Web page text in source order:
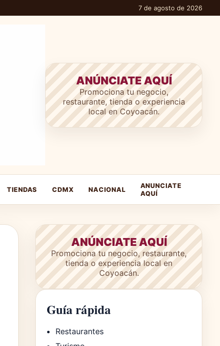
7 de agosto de 2026
ANÚNCIATE AQUÍ
Promociona tu negocio,
restaurante, tienda o experiencia
local en Coyoacán.
TIENDAS CDMX NACIONAL
ANUNCIATE
AQUÍ
ANÚNCIATE AQUÍ
Promociona tu negocio, restaurante,
tienda o experiencia local en
Coyoacán.
Guía rápida
Restaurantes